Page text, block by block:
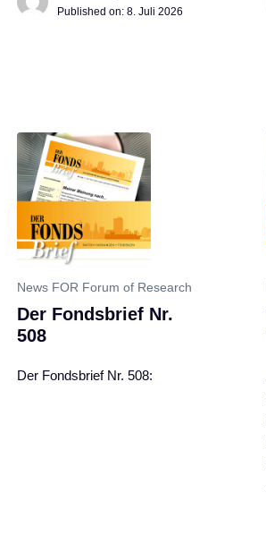
Published on: 8. Juli 2026
News FOR Forum of Research
Der Fondsbrief Nr.
508
Der Fondsbrief Nr. 508: